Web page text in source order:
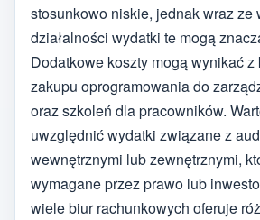
stosunkowo niskie, jednak wraz ze
działalności wydatki te mogą
Dodatkowe koszty mogą wynikać
zakupu oprogramowania do
oraz szkoleń dla pracowników.
uwzględnić wydatki związane z
wewnętrznymi lub zewnętrznymi,
wymagane przez prawo lub
wiele biur rachunkowych oferuje